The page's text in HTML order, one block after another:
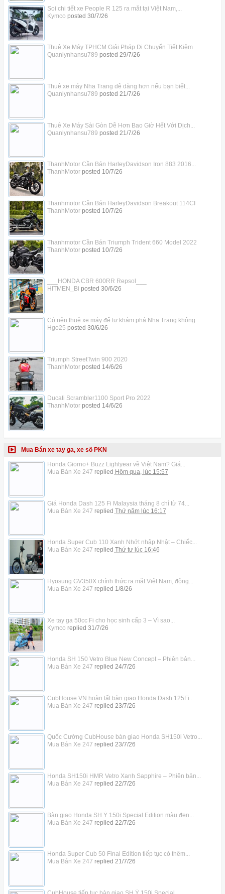
Soi chi tiết xe People R 125 ra mắt tại Việt Nam,...
Kymco posted 30/7/26
Thuê Xe Máy TPHCM Giải Pháp Di Chuyển Tiết Kiệm
Quanlynhansu789 posted 29/7/26
Thuê xe máy Nha Trang dễ dàng hơn nếu bạn biết...
Quanlynhansu789 posted 21/7/26
Thuê Xe Máy Sài Gòn Dễ Hơn Bao Giờ Hết Với Dịch...
Quanlynhansu789 posted 21/7/26
ThanhMotor Cần Bán HarleyDavidson Iron 883 2016...
ThanhMotorposted 10/7/26
Thanhmotor Cần Bán HarleyDavidson Breakout 114CI
ThanhMotorposted 10/7/26
Thanhmotor Cần Bán Triumph Trident 660 Model 2022
ThanhMotorposted 10/7/26
___HONDA CBR 600RR Repsol___
HITMEN_Bi posted 30/6/26
Có nên thuê xe máy để tự khám phá Nha Trang không
Hgo25 posted 30/6/26
Triumph StreetTwin 900 2020
ThanhMotorposted 14/6/26
Ducati Scrambler1100 Sport Pro 2022
ThanhMotorposted 14/6/26
Mua Bán xe tay ga, xe số PKN
Honda Giorno+ Buzz Lightyear về Việt Nam? Giá...
Mua Bán Xe 247 replied Hôm qua, lúc 15:57
Giá Honda Dash 125 Fi Malaysia tháng 8 chỉ từ 74...
Mua Bán Xe 247 replied Thứ năm lúc 16:17
Honda Super Cub 110 Xanh Nhớt nhập Nhật – Chiếc...
Mua Bán Xe 247 replied Thứ tư lúc 16:46
Hyosung GV350X chính thức ra mắt Việt Nam, động...
Mua Bán Xe 247 replied 1/8/26
Xe tay ga 50cc Fi cho học sinh cấp 3 – Vì sao...
Kymco replied 31/7/26
Honda SH 150 Vetro Blue New Concept – Phiên bản...
Mua Bán Xe 247 replied 24/7/26
CubHouse VN hoàn tất bàn giao Honda Dash 125Fi...
Mua Bán Xe 247 replied 23/7/26
Quốc Cường CubHouse bàn giao Honda SH150i Vetro...
Mua Bán Xe 247 replied 23/7/26
Honda SH150i HMR Vetro Xanh Sapphire – Phiên bản...
Mua Bán Xe 247 replied 22/7/26
Bàn giao Honda SH Ý 150i Special Edition màu đen...
Mua Bán Xe 247 replied 22/7/26
Honda Super Cub 50 Final Edition tiếp tục có thêm...
Mua Bán Xe 247 replied 21/7/26